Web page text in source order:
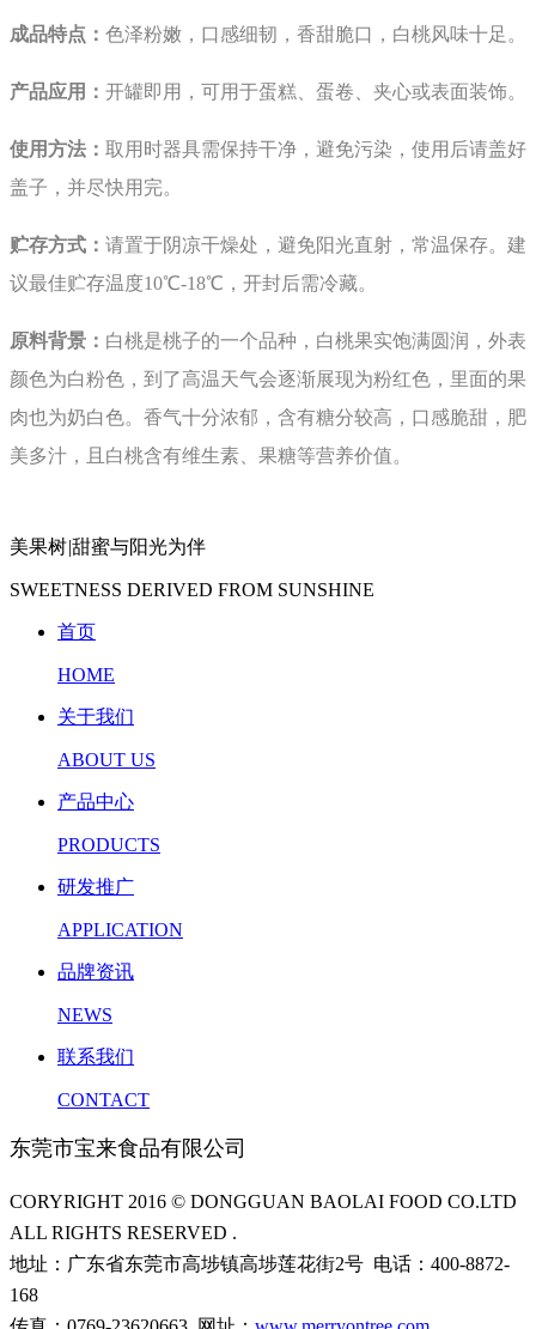
成品特点： 色泽粉嫩，口感细韧，香甜脆口，白桃风味十足。
产品应用： 开罐即用，可用于蛋糕、蛋卷、夹心或表面装饰。
使用方法： 取用时器具需保持干净，避免污染，使用后请盖好
盖子，并尽快用完。
贮存方式： 请置于阴凉干燥处，避免阳光直射，常温保存。建
议最佳贮存温度10℃-18℃，开封后需冷藏。
原料背景： 白桃是桃子的一个品种，白桃果实饱满圆润，外表
颜色为白粉色，到了高温天气会逐渐展现为粉红色，里面的果
肉也为奶白色。香气十分浓郁，含有糖分较高，口感脆甜，肥
美多汁，且白桃含有维生素、果糖等营养价值。
美果树|甜蜜与阳光为伴
SWEETNESS DERIVED FROM SUNSHINE
首页
HOME
关于我们
ABOUT US
产品中心
PRODUCTS
研发推广
APPLICATION
品牌资讯
NEWS
联系我们
CONTACT
东莞市宝来食品有限公司
CORYRIGHT 2016 © DONGGUAN BAOLAI FOOD CO.LTD
ALL RIGHTS RESERVED .
地址：广东省东莞市高埗镇高埗莲花街2号 电话：400-8872-
168